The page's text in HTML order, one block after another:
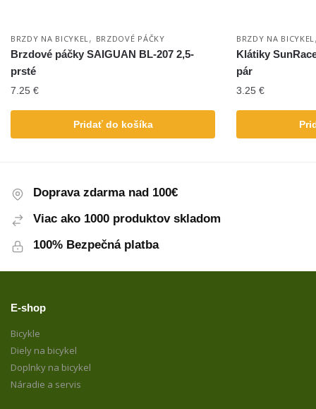
BRZDY NA BICYKEL, BRZDOVÉ PÁČKY
Brzdové páčky SAIGUAN BL-207 2,5-
prsté
7.25 €
Pridať do košíka
BRZDY NA BICYKEL
Klátiky
pár
3.25 €
Doprava zdarma nad 100€
Viac ako 1000 produktov skladom
100% Bezpečná platba
E-shop
Bicykle
Diely na bicykel
Doplnky na bicykel
Náradie a servis